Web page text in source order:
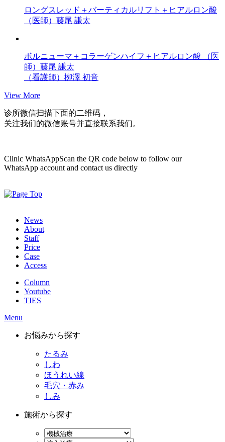
ロングスレッド＋バーティカルリフト＋ヒアルロン酸
（医師）藤尾 謙太
ボルニューマ＋コラーゲンハイフ＋ヒアルロン酸 （医
師）藤尾 謙太
（看護師）栁澤 初音
View More
诊所微信扫描下面的二维码，
关注我们的微信账号并直接联系我们。
Clinic WhatsAppScan the QR code below to follow our
WhatsApp account and contact us directly
News
About
Staff
Price
Case
Access
Column
Youtube
TIES
Menu
お悩みから探す
たるみ
しわ
ほうれい線
毛穴・赤み
しみ
施術から探す